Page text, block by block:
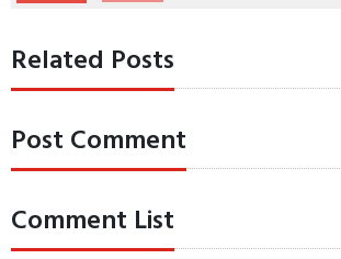
Related Posts
Post Comment
Comment List